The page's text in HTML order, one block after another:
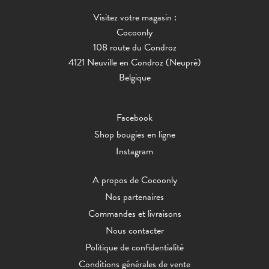
Visitez votre magasin :
Cocoonly
108 route du Condroz
4121 Neuville en Condroz (Neupré)
Belgique
Facebook
Shop bougies en ligne
Instagram
A propos de Cocoonly
Nos partenaires
Commandes et livraisons
Nous contacter
Politique de confidentialité
Conditions générales de vente